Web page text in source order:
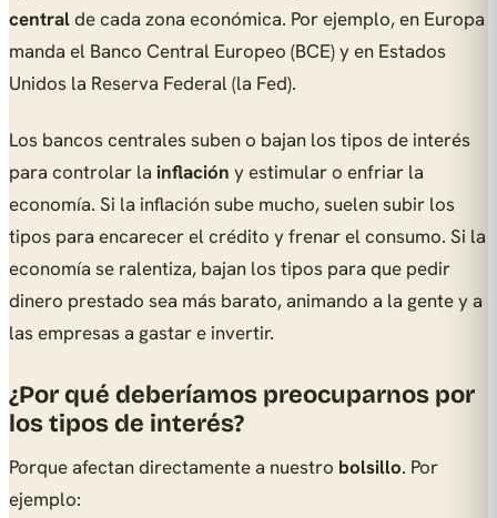
centralde cada zona económica. Por ejemplo, en Europa
manda el Banco Central Europeo (BCE) y en Estados
Unidos la Reserva Federal (la Fed).
Los bancos centrales suben o bajan los tipos de interés
para controlar la inflación y estimular o enfriar la
economía. Si la inflación sube mucho, suelen subir los
tipos para encarecer el crédito y frenar el consumo. Si la
economía se ralentiza, bajan los tipos para que pedir
dinero prestado sea más barato, animando a la gente y a
las empresas a gastar e invertir.
¿Por qué deberíamos preocuparnos por
los tipos de interés?
Porque afectan directamente a nuestro bolsillo. Por
ejemplo: